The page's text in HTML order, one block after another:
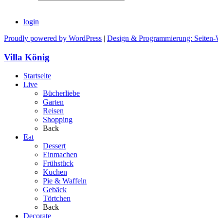
login
Proudly powered by WordPress | Design & Programmierung: Seiten-
Villa König
Startseite
Live
Bücherliebe
Garten
Reisen
Shopping
Back
Eat
Dessert
Einmachen
Frühstück
Kuchen
Pie & Waffeln
Gebäck
Törtchen
Back
Decorate